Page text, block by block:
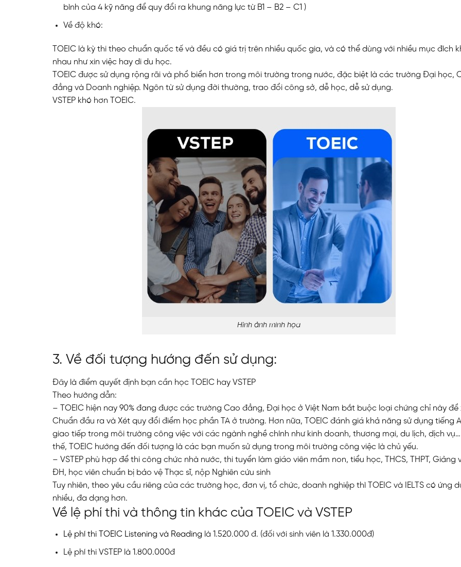
bình của 4 kỹ năng để quy đổi ra khung năng lực từ B1 – B2 – C1 )
Về độ khó:
TOEIC là kỳ thi theo chuẩn quốc tế và đều có giá trị trên nhiều quốc gia, và có thể dùng với nhiều mục đích
nhau như xin việc hay di du học.
TOEIC được sử dụng rộng rãi và phổ biển hơn trong môi trường trong nước, đặc biệt là các trường Đại học,
đẳng và Doanh nghiệp. Ngôn từ sử dụng đời thường, trao đổi công sở, dễ học, dễ sử dụng.
VSTEP khó hơn TOEIC.
Hình ảnh minh họa
3. Về đối tượng hướng đến sử dụng:
Đây là điểm quyết định bạn cần học TOEIC hay VSTEP
Theo hướng dẫn:
– TOEIC hiện nay 90% đang được các trường Cao đẳng, Đại học ở Việt Nam bắt buộc loại chứng chỉ này để
Chuẩn đầu ra và Xét quy đổi điểm học phần TA ở trường. Hơn nữa, TOEIC đánh giá khả năng sử dụng tiếng
giao tiếp trong môi trường công việc với các ngành nghề chính như kinh doanh, thương mại, du lịch, dịch vụ…
thế, TOEIC hướng đến đối tượng là các bạn muốn sử dụng trong môi trường công việc là chủ yếu.
– VSTEP phù hợp để thi công chức nhà nước, thi tuyển làm giáo viên mầm non, tiểu học, THCS, THPT, Giảng
ĐH, học viên chuẩn bị bảo vệ Thạc sĩ, nộp Nghiên cứu sinh
Tuy nhiên, theo yêu cầu riêng của các trường học, đơn vị, tổ chức, doanh nghiệp thì TOEIC và IELTS có ứng
nhiều, đa dạng hơn.
Về lệ phí thi và thông tin khác của TOEIC và VSTEP
Lệ phí thi TOEIC Listening và Reading là 1.520.000 đ. (đối với sinh viên là 1.330.000đ)
Lệ phí thi VSTEP là 1.800.000đ